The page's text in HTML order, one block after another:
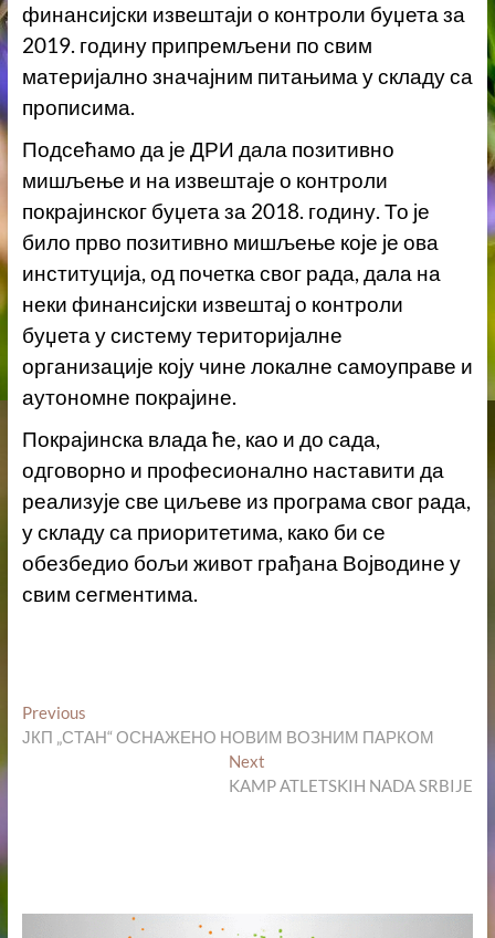
финансијски извештаји о контроли буџета за
2019. годину припремљени по свим
материјално значајним питањима у складу са
прописима.
Подсећамо да је ДРИ дала позитивно
мишљење и на извештаје о контроли
покрајинског буџета за 2018. годину. То је
било прво позитивно мишљење које је ова
институција, од почетка свог рада, дала на
неки финансијски извештај о контроли
буџета у систему територијалне
организације коју чине локалне самоуправе и
аутономне покрајине.
Покрајинска влада ће, као и до сада,
одговорно и професионално наставити да
реализује све циљеве из програма свог рада,
у складу са приоритетима, како би се
обезбедио бољи живот грађана Војводине у
свим сегментима.
Кретање
чланка
PreviousPrevious
post:
ЈКП „СТАН“ ОСНАЖЕНО НОВИМ ВОЗНИМ ПАРКОМ
Next
post:
KAMP ATLETSKIH NADA SRBIJE